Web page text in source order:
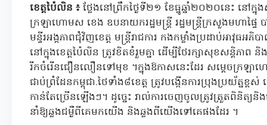
ខេត្តប៉ៃលិន ៖ថ្លែងនៅព្រឹកថ្ងៃទី២១ ខែធ្នូឆ្នាំ២០២០នេះ នៅ
ក្រឡាហោមស ខេង ឧបនាយករដ្ឋមន្រ្តី រដ្ឋមន្ត្រីក្រសួងមហាផ្ទៃ
មន្ទីរអង្គភាពជុំវិញខេត្ត មន្ត្រីរាជការ កងកម្លាំងប្រដាប់អាវុធ
នៅក្នុងខេត្តប៉ៃលិន ត្រូវខិតខំរួមគ្នា ដើម្បីថែរក្សាសុខសន្តិភាព និង
រីកចំរើនជឿនលឿនទៅមុខ ។ក្នុងឱកាសនេះដែរ សម្តេចក្រឡាហ
ជាប់ព្រំដែនកម្ពុជា.ថៃទាំង៨ខេត្ត ត្រូវបង្កើនការប្រុងប្រយ័ត្នខ្ព
កាន់តែច្រើនឡើងៗ។ ដូច្នេះ រាល់ការចេញចូលត្រូវត្រួតពិនិត្យនិ
នាំឱ្យឆ្លងជម្ងឺពីគេមកយើង និងឆ្លងពីយើងទៅគេផងដែរ ។